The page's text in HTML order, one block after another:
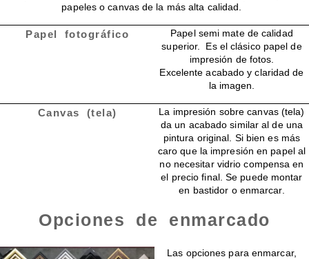
papeles o canvas de la más alta calidad.
Papel fotográfico
Papel semi mate de calidad
superior. Es el clásico papel de
impresión de fotos.
Excelente acabado y claridad de
la imagen.
Canvas (tela)
La impresión sobre canvas (tela)
da un acabado similar al de una
pintura original. Si bien es más
caro que la impresión en papel al
no necesitar vidrio compensa en
el precio final. Se puede montar
en bastidor o enmarcar.
Opciones de enmarcado
Las opciones para enmarcar,